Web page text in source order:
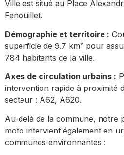
Ville est situé au Place
Fenouillet.
Démographie et territoire :
superficie de 9.7 km² pour
784 habitants de la ville.
Axes de circulation urbains :
intervention rapide à proximité
secteur : A62, A620.
Au-delà de la commune, notre
moto intervient également en
communes environnantes :